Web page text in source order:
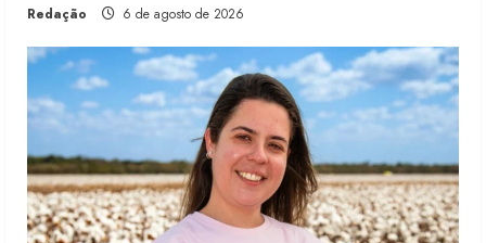
Redação 6 de agosto de 2026